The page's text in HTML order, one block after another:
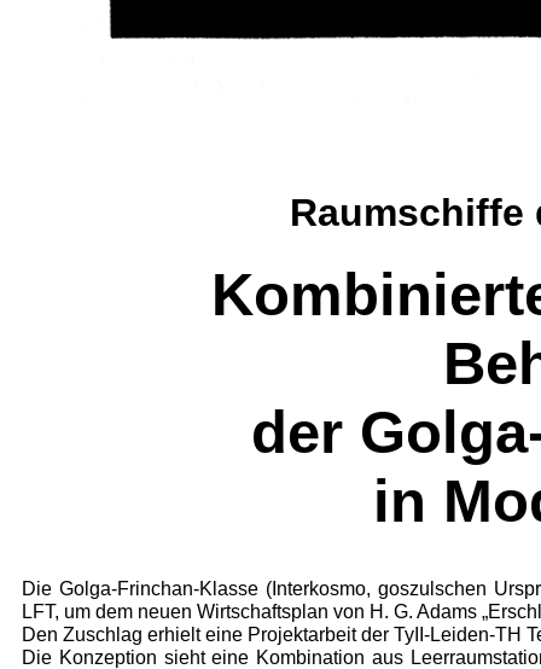
Raumschiffe
der
in
Die Golga-Frinchan-Klasse (Interkosmo, goszulschen
LFT, um dem neuen Wirtschaftsplan von H. G. Adams
Den Zuschlag erhielt eine Projektarbeit der TyII-Leiden-TH
Die Konzeption sieht eine Kombination aus